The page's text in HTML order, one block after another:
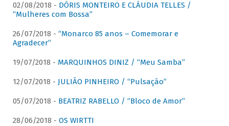
02/08/2018 - DÓRIS MONTEIRO E CLÁUDIA TELLES /
“Mulheres com Bossa”
26/07/2018 - “Monarco 85 anos – Comemorar e
Agradecer”
19/07/2018 - MARQUINHOS DINIZ / “Meu Samba”
12/07/2018 - JULIÃO PINHEIRO / “Pulsação”
05/07/2018 - BEATRIZ RABELLO / “Bloco de Amor”
28/06/2018 - OS WIRTTI